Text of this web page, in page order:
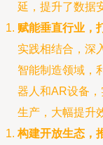
延，提升了数据
赋能垂直行业，
实践相结合，深
智能制造领域，
器人和AR设备
生产，大幅提升
构建开放生态，